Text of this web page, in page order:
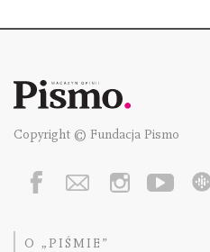
Copyright © Fundacja Pismo
O „PIŚMIE”